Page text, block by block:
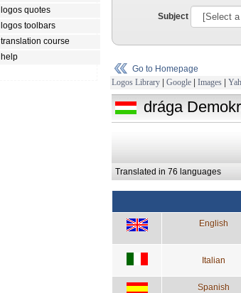
logos quotes
logos toolbars
translation course
help
Subject
Go to Homepage
Logos Library | Google | Images |
drága
Translated in 76 languages
English
Italian
Spanish